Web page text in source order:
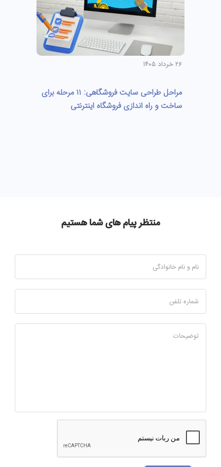
۲۶ خرداد ۱۴۰۵
مراحل طراحی سایت فروشگاهی: ۱۱ مرحله برای
ساخت و راه اندازی فروشگاه اینترنتی
منتظر پیام های شما هستیم
نام و نام خانوادگی
شماره تلفن
توضیحات